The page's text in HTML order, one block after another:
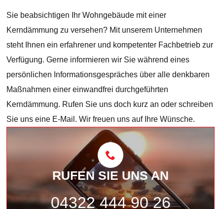
Sie beabsichtigen Ihr Wohngebäude mit einer
Kerndämmung zu versehen? Mit unserem Unternehmen
steht Ihnen ein erfahrener und kompetenter Fachbetrieb zur
Verfügung. Gerne informieren wir Sie während eines
persönlichen Informationsgespräches über alle denkbaren
Maßnahmen einer einwandfrei durchgeführten
Kerndämmung. Rufen Sie uns doch kurz an oder schreiben
Sie uns eine E-Mail. Wir freuen uns auf Ihre Wünsche.
RUFEN SIE UNS AN
04322 444 90 26